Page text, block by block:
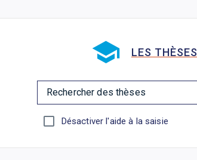
LES THÈSES
Rechercher des thèses
Désactiver l'aide à la saisie